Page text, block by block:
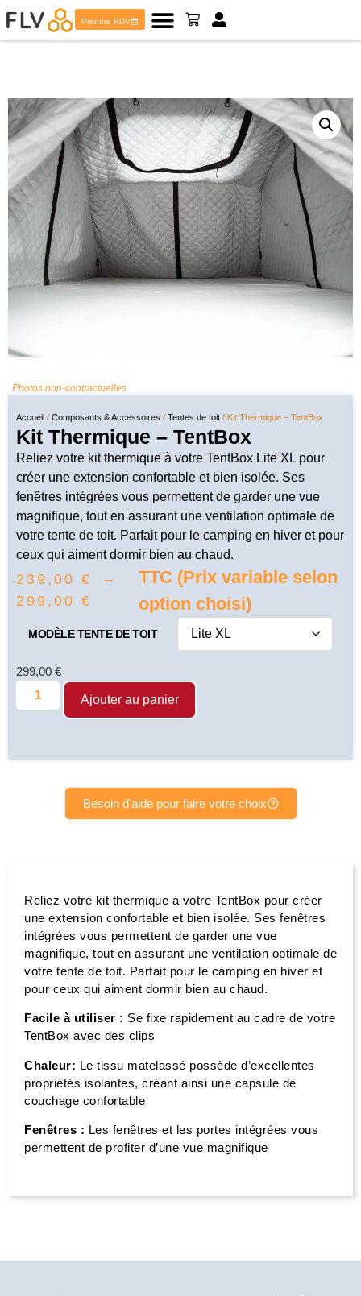
Prendre RDV
Photos non-contractuelles
Accueil / Composants & Accessoires / Tentes de toit / Kit Thermique – TentBox
Kit Thermique – TentBox
Reliez votre kit thermique à votre TentBox Lite XL pour
créer une extension confortable et bien isolée. Ses
fenêtres intégrées vous permettent de garder une vue
magnifique, tout en assurant une ventilation optimale de
votre tente de toit. Parfait pour le camping en hiver et pour
ceux qui aiment dormir bien au chaud.
239,00 €
–
299,00 €
TTC (Prix variable selon
option choisi)
MODÈLE TENTE DE TOIT
299,00 €
Ajouter au panier
Besoin d'aide pour faire votre choix
Reliez votre kit thermique à votre TentBox pour créer
une extension confortable et bien isolée. Ses fenêtres
intégrées vous permettent de garder une vue
magnifique, tout en assurant une ventilation optimale de
votre tente de toit. Parfait pour le camping en hiver et
pour ceux qui aiment dormir bien au chaud.
Facile à utiliser : Se fixe rapidement au cadre de votre
TentBox avec des clips
Chaleur: Le tissu matelassé possède d’excellentes
propriétés isolantes, créant ainsi une capsule de
couchage confortable
Fenêtres : Les fenêtres et les portes intégrées vous
permettent de profiter d’une vue magnifique